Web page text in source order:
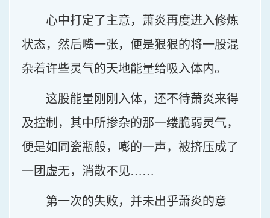
心中打定了主意，萧炎再度进入修炼
状态，然后嘴一张，便是狠狠的将一股混
杂着许些灵气的天地能量给吸入体内。
这股能量刚刚入体，还不待萧炎来得
及控制，其中所掺杂的那一缕脆弱灵气，
便是如同瓷瓶般，嘭的一声，被挤压成了
一团虚无，消散不见……
第一次的失败，并未出乎萧炎的意